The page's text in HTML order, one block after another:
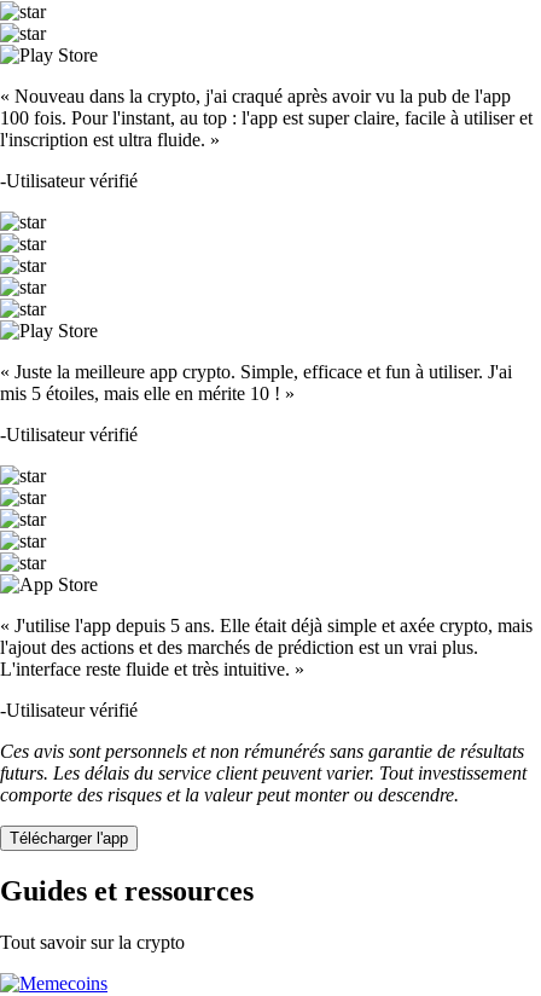
« Nouveau dans la crypto, j'ai craqué après avoir vu la pub de l'app
100 fois. Pour l'instant, au top : l'app est super claire, facile à utiliser et
l'inscription est ultra fluide. »
-Utilisateur vérifié
« Juste la meilleure app crypto. Simple, efficace et fun à utiliser. J'ai
mis 5 étoiles, mais elle en mérite 10 ! »
-Utilisateur vérifié
« J'utilise l'app depuis 5 ans. Elle était déjà simple et axée crypto, mais
l'ajout des actions et des marchés de prédiction est un vrai plus.
L'interface reste fluide et très intuitive. »
-Utilisateur vérifié
Ces avis sont personnels et non rémunérés sans garantie de résultats
futurs. Les délais du service client peuvent varier. Tout investissement
comporte des risques et la valeur peut monter ou descendre.
Télécharger l'app
Guides et ressources
Tout savoir sur la crypto